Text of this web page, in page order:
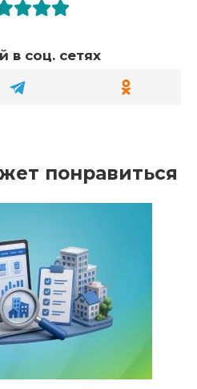
в соц. сетях
понравиться